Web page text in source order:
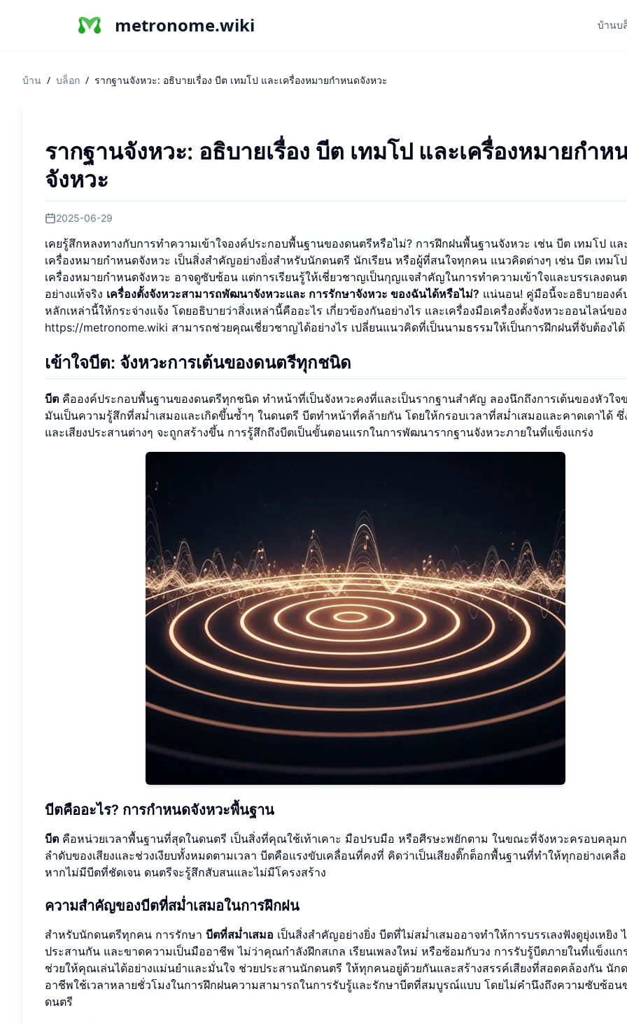
metronome.wiki บ้านบ
บ้าน / บล็อก / รากฐานจังหวะ: อธิบายเรื่อง บีต เทมโป และเครื่องหมายกำหนดจังหวะ
รากฐานจังหวะ: อธิบายเรื่อง บีต เทมโป และเครื่องหมายกำห
จังหวะ
2025-06-29
เคยรู้สึกหลงทางกับการทำความเข้าใจองค์ประกอบพื้นฐานของดนตรีหรือไม่? การฝึกฝนพื้นฐานจังหวะ เช่น บีต เทมโป แล
เครื่องหมายกำหนดจังหวะ เป็นสิ่งสำคัญอย่างยิ่งสำหรับนักดนตรี นักเรียน หรือผู้ที่สนใจทุกคน แนวคิดต่างๆ เช่น บีต เทมโ
เครื่องหมายกำหนดจังหวะ อาจดูซับซ้อน แต่การเรียนรู้ให้เชี่ยวชาญเป็นกุญแจสำคัญในการทำความเข้าใจและบรรเลงดน
อย่างแท้จริง เครื่องตั้งจังหวะสามารถพัฒนาจังหวะและ การรักษาจังหวะ ของฉันได้หรือไม่? แน่นอน! คู่มือนี้จะอธิบายองค์
หลักเหล่านี้ให้กระจ่างแจ้ง โดยอธิบายว่าสิ่งเหล่านี้คืออะไร เกี่ยวข้องกันอย่างไร และเครื่องมือเครื่องตั้งจังหวะออนไลน์ของ
https://metronome.wiki สามารถช่วยคุณเชี่ยวชาญได้อย่างไร เปลี่ยนแนวคิดที่เป็นนามธรรมให้เป็นการฝึกฝนที่จับต้องได้
เข้าใจบีต: จังหวะการเต้นของดนตรีทุกชนิด
บีต คือองค์ประกอบพื้นฐานของดนตรีทุกชนิด ทำหน้าที่เป็นจังหวะคงที่และเป็นรากฐานสำคัญ ลองนึกถึงการเต้นของหัวใ
มันเป็นความรู้สึกที่สม่ำเสมอและเกิดขึ้นซ้ำๆ ในดนตรี บีตทำหน้าที่คล้ายกัน โดยให้กรอบเวลาที่สม่ำเสมอและคาดเดาได้ ซึ่
และเสียงประสานต่างๆ จะถูกสร้างขึ้น การรู้สึกถึงบีตเป็นขั้นตอนแรกในการพัฒนารากฐานจังหวะภายในที่แข็งแกร่ง
บีตคืออะไร? การกำหนดจังหวะพื้นฐาน
บีต คือหน่วยเวลาพื้นฐานที่สุดในดนตรี เป็นสิ่งที่คุณใช้เท้าเคาะ มือปรบมือ หรือศีรษะพยักตาม ในขณะที่จังหวะครอบคลุมก
ลำดับของเสียงและช่วงเงียบทั้งหมดตามเวลา บีตคือแรงขับเคลื่อนที่คงที่ คิดว่าเป็นเสียงติ๊กต็อกพื้นฐานที่ทำให้ทุกอย่างเคลื่
หากไม่มีบีตที่ชัดเจน ดนตรีจะรู้สึกสับสนและไม่มีโครงสร้าง
ความสำคัญของบีตที่สม่ำเสมอในการฝึกฝน
สำหรับนักดนตรีทุกคน การรักษา บีตที่สม่ำเสมอ เป็นสิ่งสำคัญอย่างยิ่ง บีตที่ไม่สม่ำเสมออาจทำให้การบรรเลงฟังดูยุ่งเหยิง
ประสานกัน และขาดความเป็นมืออาชีพ ไม่ว่าคุณกำลังฝึกสเกล เรียนเพลงใหม่ หรือซ้อมกับวง การรับรู้บีตภายในที่แข็งแก
ช่วยให้คุณเล่นได้อย่างแม่นยำและมั่นใจ ช่วยประสานนักดนตรี ให้ทุกคนอยู่ด้วยกันและสร้างสรรค์เสียงที่สอดคล้องกัน นัก
อาชีพใช้เวลาหลายชั่วโมงในการฝึกฝนความสามารถในการรับรู้และรักษาบีตที่สมบูรณ์แบบ โดยไม่คำนึงถึงความซับซ้อน
ดนตรี